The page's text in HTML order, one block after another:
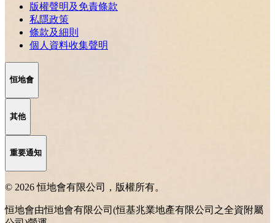
版權聲明及免責條款
私隱政策
條款及細則
個人資料收集聲明
恒地會
其他
重要通知
© 2026 恒地會有限公司，版權所有。
恒地會由恒地會有限公司(恒基兆業地產有限公司之全資附屬